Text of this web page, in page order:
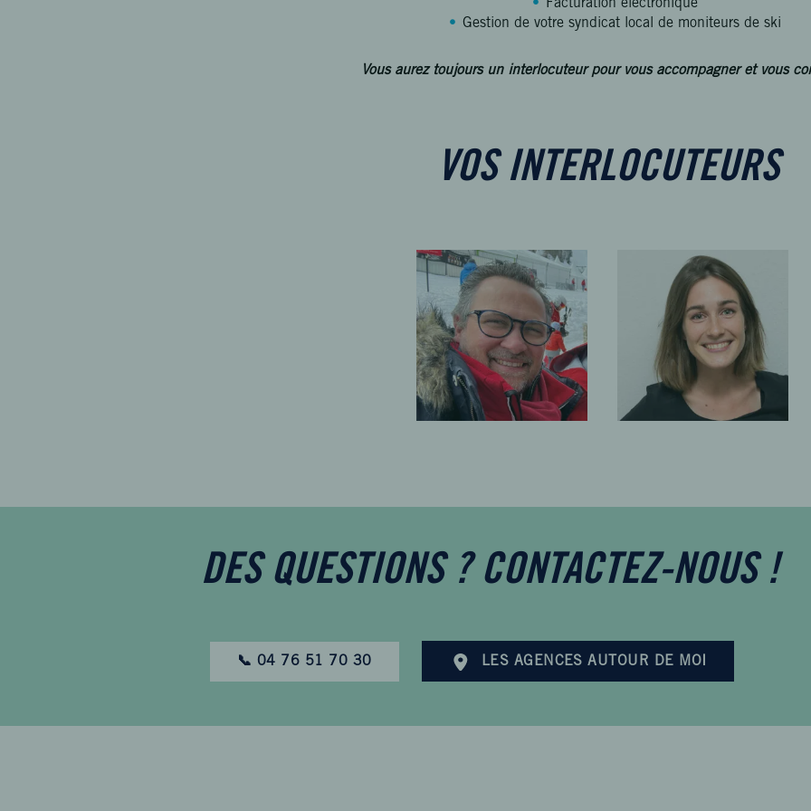
Facturation électronique
Gestion de votre syndicat local de moniteurs de ski
Vous aurez toujours un interlocuteur pour vous accompagner et vous
VOS INTERLOCUTEURS
ERIC CERVERA
Expert-comptable
Associé In Extenso
ANNE-LAURE TOUCHAIS
Manager du pôle
Montagne
DES QUESTIONS ? CONTACTEZ-NOUS !
📞 04 76 51 70 30 LES AGENCES AUTOUR DE MOI